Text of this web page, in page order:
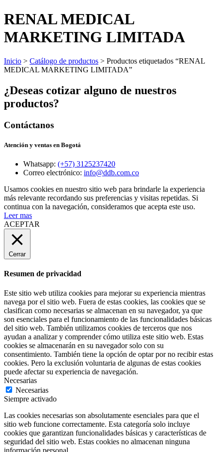
RENAL MEDICAL
MARKETING LIMITADA
Inicio > Catálogo de productos > Productos etiquetados “RENAL
MEDICAL MARKETING LIMITADA”
¿Deseas cotizar alguno de nuestros
productos?
Contáctanos
Atención y ventas en Bogotá
Whatsapp: (+57) 3125237420
Correo electrónico: info@ddb.com.co
Usamos cookies en nuestro sitio web para brindarle la experiencia
más relevante recordando sus preferencias y visitas repetidas. Si
continua con la navegación, consideramos que acepta este uso.
Leer mas
ACEPTAR
Cerrar
Resumen de privacidad
Este sitio web utiliza cookies para mejorar su experiencia mientras
navega por el sitio web. Fuera de estas cookies, las cookies que se
clasifican como necesarias se almacenan en su navegador, ya que
son esenciales para el funcionamiento de las funcionalidades básicas
del sitio web. También utilizamos cookies de terceros que nos
ayudan a analizar y comprender cómo utiliza este sitio web. Estas
cookies se almacenarán en su navegador solo con su
consentimiento. También tiene la opción de optar por no recibir estas
cookies. Pero la exclusión voluntaria de algunas de estas cookies
puede afectar su experiencia de navegación.
Necesarias
Necesarias
Siempre activado
Las cookies necesarias son absolutamente esenciales para que el
sitio web funcione correctamente. Esta categoría solo incluye
cookies que garantizan funcionalidades básicas y características de
seguridad del sitio web. Estas cookies no almacenan ninguna
información personal.